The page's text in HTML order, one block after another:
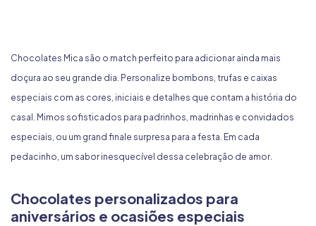
Chocolates Mica são o match perfeito para adicionar ainda mais
doçura ao seu grande dia. Personalize bombons, trufas e caixas
especiais com as cores, iniciais e detalhes que contam a história do
casal. Mimos sofisticados para padrinhos, madrinhas e convidados
especiais, ou um grand finale surpresa para a festa. Em cada
pedacinho, um sabor inesquecível dessa celebração de amor.
Chocolates personalizados para
aniversários e ocasiões especiais